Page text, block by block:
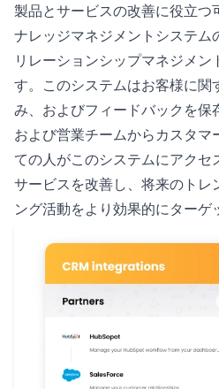
製品とサービスの改善に役立つ
ナレッジマネジメントシステム
リレーションシップマネジメ
す。このシステムはお客様に関
み、およびフィードバックを保
および営業チームからカスタ
ての人がこのシステムにアクセ
サービスを改善し、将来のトレ
ング活動をより効果的にターゲ